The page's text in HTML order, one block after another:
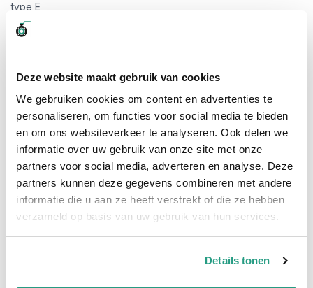
Deze website maakt gebruik van cookies
We gebruiken cookies om content en advertenties te
personaliseren, om functies voor social media te bieden
en om ons websiteverkeer te analyseren. Ook delen we
informatie over uw gebruik van onze site met onze
partners voor social media, adverteren en analyse. Deze
partners kunnen deze gegevens combineren met andere
informatie die u aan ze heeft verstrekt of die ze hebben
verzameld op basis van uw gebruik van hun services.
Details tonen
type E
Kamlok koppelingen, worden ook vaak Camlock of Kamlock
koppelingen genoemd. De meest gebruikte materialen zijn
werken volgens twee verschillende systemen. Deze twee
genoemd. Deze koppeling is van aluminium en heeft een
maatvoering van 4".Bekijk hier de andere maatvoeringen van
de Kamlok ALU MAN-deel met slangpilaar 4" type E.
Aluminium Kamlok Koppeling
Het voordeel van Aluminium materiaal is de kwaliteit en prijs.
Aluminium is namelijk goedkoper dan RVS. Ook is het een